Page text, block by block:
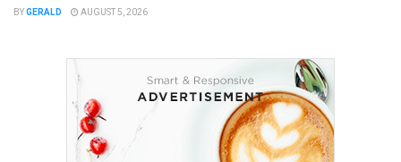
BYGERALD AUGUST 5, 2026